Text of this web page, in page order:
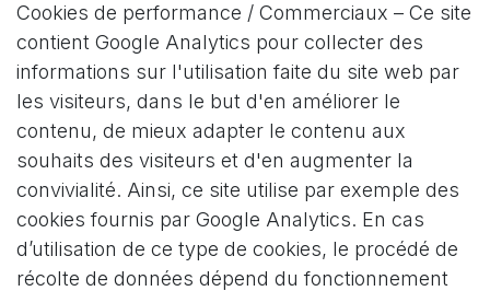
Cookies de performance / Commerciaux – Ce site
contient Google Analytics pour collecter des
informations sur l'utilisation faite du site web par
les visiteurs, dans le but d'en améliorer le
contenu, de mieux adapter le contenu aux
souhaits des visiteurs et d'en augmenter la
convivialité. Ainsi, ce site utilise par exemple des
cookies fournis par Google Analytics. En cas
d’utilisation de ce type de cookies, le procédé de
récolte de données dépend du fonctionnement